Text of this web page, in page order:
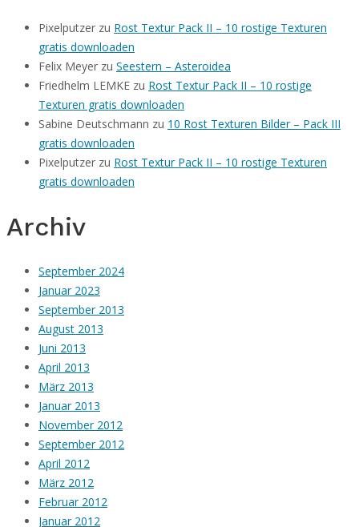
Pixelputzer zu Rost Textur Pack II – 10 rostige Texturen
gratis downloaden
Felix Meyer zu Seestern – Asteroidea
Friedhelm LEMKE zu Rost Textur Pack II – 10 rostige
Texturen gratis downloaden
Sabine Deutschmann zu 10 Rost Texturen Bilder – Pack III
gratis downloaden
Pixelputzer zu Rost Textur Pack II – 10 rostige Texturen
gratis downloaden
Archiv
September 2024
Januar 2023
September 2013
August 2013
Juni 2013
April 2013
März 2013
Januar 2013
November 2012
September 2012
April 2012
März 2012
Februar 2012
Januar 2012